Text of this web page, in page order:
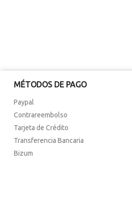
MÉTODOS DE PAGO
Paypal
Contrareembolso
Tarjeta de Crédito
Transferencia Bancaria
Bizum